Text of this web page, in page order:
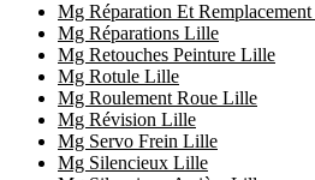
Mg Réparation Et
Mg Réparations Lille
Mg Retouches Peinture Lille
Mg Rotule Lille
Mg Roulement Roue Lille
Mg Révision Lille
Mg Servo Frein Lille
Mg Silencieux Lille